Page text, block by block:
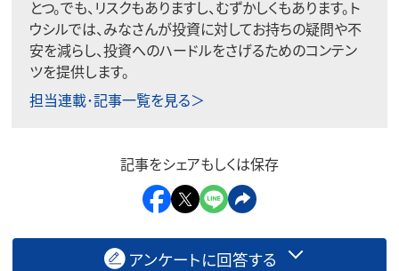
とつ。でも、リスクもありますし、むずかしくもあります。ト
ウシルでは、みなさんが投資に対してお持ちの疑問や不
安を減らし、投資へのハードルをさげるためのコンテン
ツを提供します。
担当連載･記事一覧を見る＞
記事をシェアもしくは保存
アンケートに回答する